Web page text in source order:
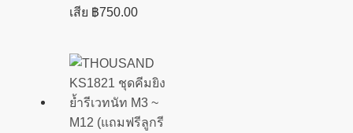
เสีย ฿750.00